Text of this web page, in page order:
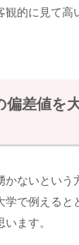
観的に見て高
差値を
ないという
で例えると
ます。